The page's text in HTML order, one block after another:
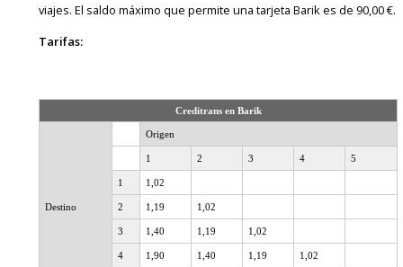
viajes. El saldo máximo que permite una tarjeta Barik es de 90,00 €.
Tarifas:
Creditrans en Barik
Destino
Origen
1 2 3 4 5
1 1,02
2 1,19 1,02
3 1,40 1,19 1,02
4 1,90 1,40 1,19 1,02